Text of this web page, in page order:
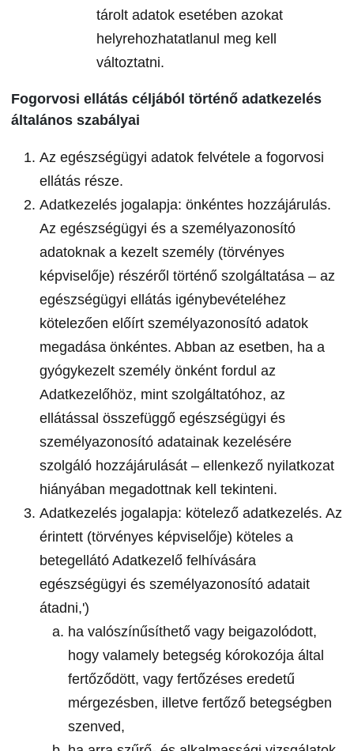
tárolt adatok esetében azokat
helyrehozhatatlanul meg kell
változtatni.
Fogorvosi ellátás céljából történő adatkezelés
általános szabályai
Az egészségügyi adatok felvétele a fogorvosi
ellátás része.
Adatkezelés jogalapja: önkéntes hozzájárulás.
Az egészségügyi és a személyazonosító
adatoknak a kezelt személy (törvényes
képviselője) részéről történő szolgáltatása – az
egészségügyi ellátás igénybevételéhez
kötelezően előírt személyazonosító adatok
megadása önkéntes. Abban az esetben, ha a
gyógykezelt személy önként fordul az
Adatkezelőhöz, mint szolgáltatóhoz, az
ellátással összefüggő egészségügyi és
személyazonosító adatainak kezelésére
szolgáló hozzájárulását – ellenkező nyilatkozat
hiányában megadottnak kell tekinteni.
Adatkezelés jogalapja: kötelező adatkezelés. Az
érintett (törvényes képviselője) köteles a
betegellátó Adatkezelő felhívására
egészségügyi és személyazonosító adatait
átadni,')
ha valószínűsíthető vagy beigazolódott,
hogy valamely betegség kórokozója által
fertőződött, vagy fertőzéses eredetű
mérgezésben, illetve fertőző betegségben
szenved,